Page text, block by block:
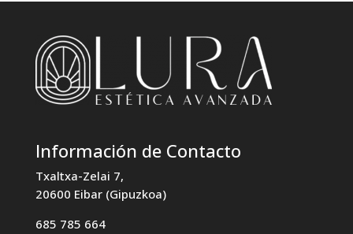
Información de Contacto
Txaltxa-Zelai 7,
20600 Eibar (Gipuzkoa)
685 785 664